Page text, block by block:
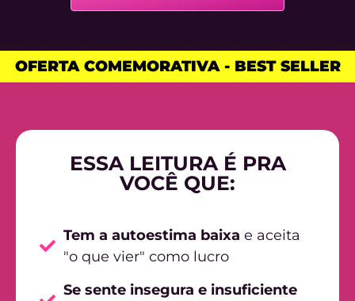
OFERTA COMEMORATIVA - BEST SELLER​
ESSA LEITURA É PRA
VOCÊ QUE:
Tem a autoestima baixa e aceita
"o que vier" como lucro
Se sente insegura e insuficiente